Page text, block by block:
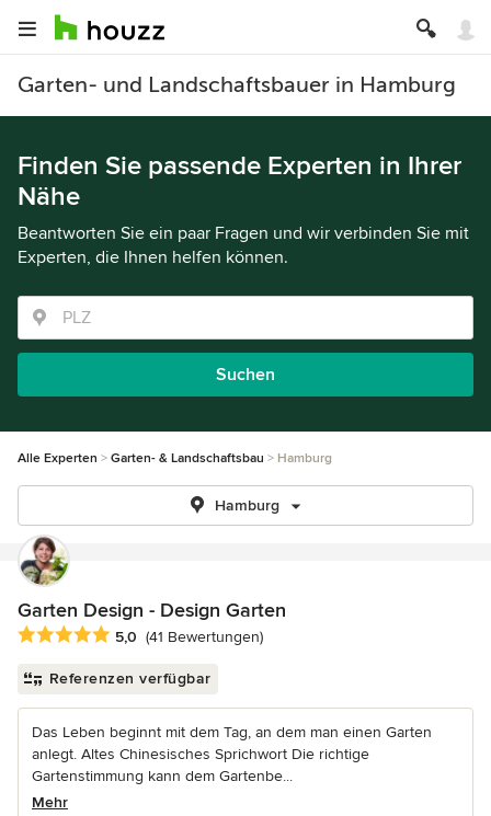
Garten- und Landschaftsbauer in Hamburg
Finden Sie passende Experten in Ihrer
Nähe
Beantworten Sie ein paar Fragen und wir verbinden Sie mit
Experten, die Ihnen helfen können.
Suchen
Alle Experten Garten- & Landschaftsbau Hamburg
Hamburg
Garten Design - Design Garten
Durchschnittliche Bewertung: 5 von 5 Sternen
5,0 (41 Bewertungen)
Referenzen verfügbar
Das Leben beginnt mit dem Tag, an dem man einen Garten
anlegt. Altes Chinesisches Sprichwort Die richtige
Gartenstimmung kann dem Gartenbe...
Mehr